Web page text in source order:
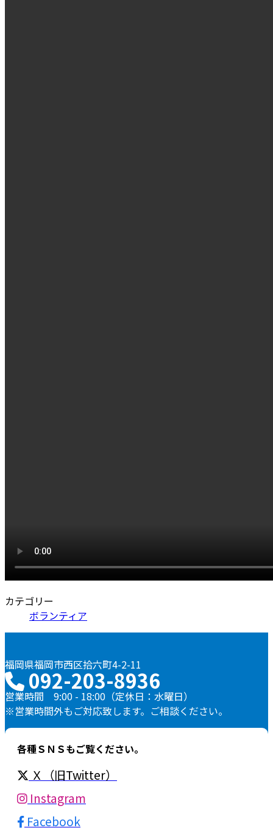
カテゴリー
ボランティア
福岡県福岡市西区拾六町4-2-11
092-203-8936
営業時間 9:00 - 18:00（定休日：水曜日）
※営業時間外もご対応致します。ご相談ください。
各種ＳＮＳもご覧ください。
Ｘ（旧Twitter）
Instagram
Facebook